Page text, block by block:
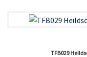
TFB029